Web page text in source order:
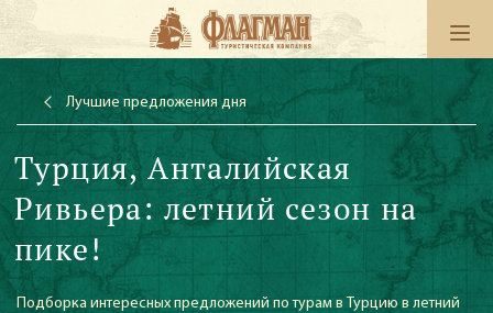
Лучшие предложения дня
Турция, Анталийская
Ривьера: летний сезон на
пике!
Подборка интересных предложений по турам в Турцию в летний